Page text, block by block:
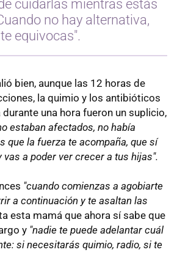
cuidarlas mientras estás
no hay alternativa,
equivocas".
bien, aunque las 12 horas de
la quimio y los antibióticos
una hora fueron un suplicio,
estaban afectados, no había
que la fuerza te acompaña, que sí
vas a poder ver crecer a tus hijas".
"cuando comienzas a agobiarte
a continuación y te asaltan las
esta mamá que ahora sí sabe que
y "nadie te puede adelantar cuál
si necesitarás quimio, radio, si te